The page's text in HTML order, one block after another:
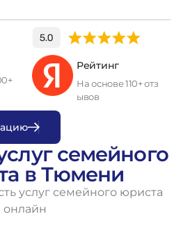
Рейтинг
На основе 110+ отз
ывов
ацию
семейного
в Тюмени
услуг семейного юриста
онлайн